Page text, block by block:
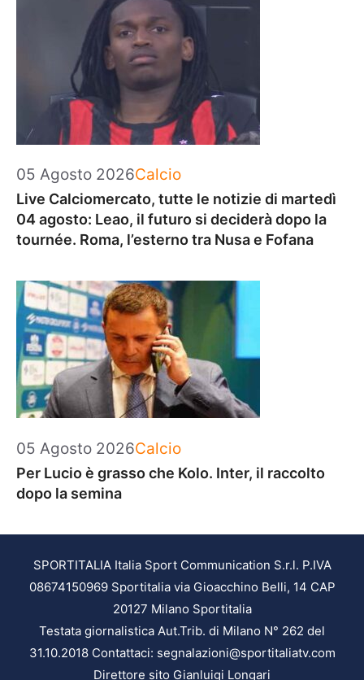
05 Agosto 2026Categorie
Calcio
Live Calciomercato, tutte le notizie di martedì
04 agosto: Leao, il futuro si deciderà dopo la
tournée. Roma, l’esterno tra Nusa e Fofana
05 Agosto 2026Categorie
Calcio
Per Lucio è grasso che Kolo. Inter, il raccolto
dopo la semina
SPORTITALIA Italia Sport Communication S.r.l. P.IVA
08674150969 Sportitalia via Gioacchino Belli, 14 CAP
20127 Milano Sportitalia
Testata giornalistica Aut.Trib. di Milano N° 262 del
31.10.2018 Contattaci: segnalazioni@sportitaliatv.com
Direttore sito Gianluigi Longari